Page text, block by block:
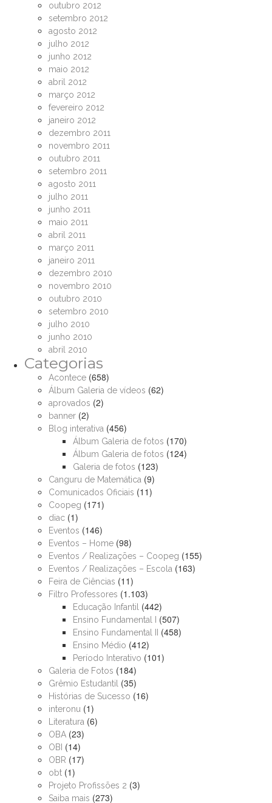
outubro 2012
setembro 2012
agosto 2012
julho 2012
junho 2012
maio 2012
abril 2012
março 2012
fevereiro 2012
janeiro 2012
dezembro 2011
novembro 2011
outubro 2011
setembro 2011
agosto 2011
julho 2011
junho 2011
maio 2011
abril 2011
março 2011
janeiro 2011
dezembro 2010
novembro 2010
outubro 2010
setembro 2010
julho 2010
junho 2010
abril 2010
Categorias
Acontece (658)
Álbum Galeria de vídeos (62)
aprovados (2)
banner (2)
Blog interativa (456)
Álbum Galeria de fotos (170)
Álbum Galeria de fotos (124)
Galeria de fotos (123)
Canguru de Matemática (9)
Comunicados Oficiais (11)
Coopeg (171)
diac (1)
Eventos (146)
Eventos – Home (98)
Eventos / Realizações – Coopeg (155)
Eventos / Realizações – Escola (163)
Feira de Ciências (11)
Filtro Professores (1.103)
Educação Infantil (442)
Ensino Fundamental I (507)
Ensino Fundamental II (458)
Ensino Médio (412)
Período Interativo (101)
Galeria de Fotos (184)
Grêmio Estudantil (35)
Histórias de Sucesso (16)
interonu (1)
Literatura (6)
OBA (23)
OBI (14)
OBR (17)
obt (1)
Projeto Profissões 2 (3)
Saiba mais (273)